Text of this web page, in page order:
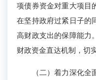
项债券资金对重大项目
在坚持政府过紧日子的
高财政支出的保障能力
财政资金直达机制，切
（二）着力深化全